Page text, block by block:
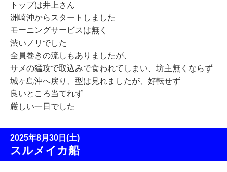
トップは井上さん
洲崎沖からスタートしました
モーニングサービスは無く
渋いノリでした
全員巻きの流しもありましたが、
サメの猛攻で取込みで食われてしまい、坊主無くならず
城ヶ島沖へ戻り、型は見れましたが、好転せず
良いところ当てれず
厳しい一日でした
2025年8月30日(土)
スルメイカ船